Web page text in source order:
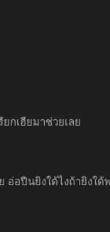
ยกเฮียมาช่วยเลย
อ่อปืนยิงใด้ไงถ้ายิงใ